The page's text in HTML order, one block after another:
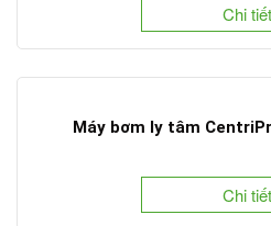
Chi tiết
Máy bơm ly tâm
Chi tiết